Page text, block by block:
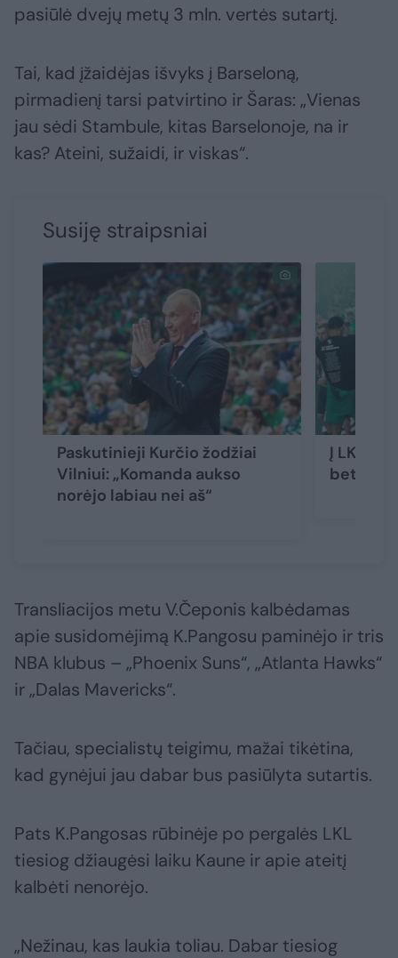
pasiūlė dvejų metų 3 mln. vertės sutartį.
Tai, kad įžaidėjas išvyks į Barseloną,
pirmadienį tarsi patvirtino ir Šaras: „Vienas
jau sėdi Stambule, kitas Barselonoje, na ir
kas? Ateini, sužaidi, ir viskas“.
Susiję straipsniai
Paskutinieji Kurčio žodžiai
Vilniui: „Komanda aukso
norėjo labiau nei aš“
Į LKL
bet iki
Transliacijos metu V.Čeponis kalbėdamas
apie susidomėjimą K.Pangosu paminėjo ir tris
NBA klubus – „Phoenix Suns“, „Atlanta Hawks“
ir „Dalas Mavericks“.
Tačiau, specialistų teigimu, mažai tikėtina,
kad gynėjui jau dabar bus pasiūlyta sutartis.
Pats K.Pangosas rūbinėje po pergalės LKL
tiesiog džiaugėsi laiku Kaune ir apie ateitį
kalbėti nenorėjo.
„Nežinau, kas laukia toliau. Dabar tiesiog